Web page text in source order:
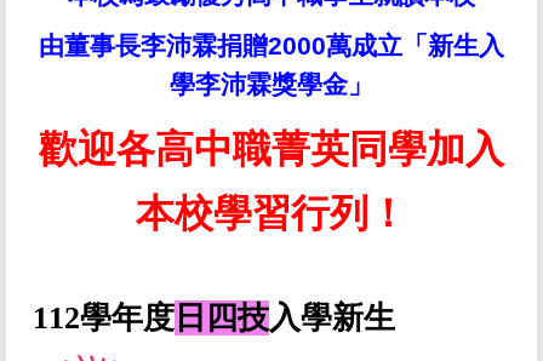
由董事長李沛霖捐贈2000萬成立 「新生入
學李沛霖獎學金」
歡迎各高中職菁英同學加入
本校學習行列！
112學年度 日四技入學新生